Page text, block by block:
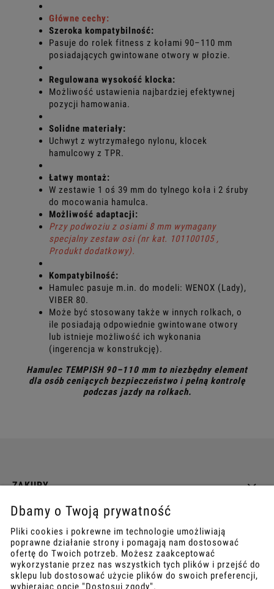
Główne cechy:
Szeroka kompatybilność:
Pasuje do rolek fitness z kołami 90–110 mm
posiadających gwintowane otwory w płozie.
Regulowana wysokość klocka:
Możliwość ustawienia najbardziej efektywnej
pozycji hamowania.
Solidne materiały:
Uchwyt z wytrzymałego nylonu, klocek
hamulcowy z TPR.
Łatwy montaż:
W zestawie 1 oś 39 mm do tylnego koła i 2 śruby
do mocowania hamulca.
Możliwość adaptacji:
Przy podwoziu z osiami 8 mm wymagany
specjalny zestaw osi (nr kat. 101100105 ,
Produkt dodatkowy).
Kompatybilność:
Hamulec pasuje m.in. do modeli: WENOX (Lady),
VIBER 80.
Może być stosowany także w innych rolkach, o
ile posiadają odpowiednie gwintowane otwory
lub istnieje możliwość ich wykonania
(ingerencja w konstrukcję).
Hamulec TEMPISH 90–110 mm to niezbędny element
dla osób ceniących bezpieczeństwo i pełną kontrolę
podczas jazdy na rolkach.
ZAKUPY
INFO
REGULAMINY
Dbamy o Twoją prywatność
Pliki cookies i pokrewne im technologie umożliwiają
poprawne działanie strony i pomagają nam dostosować
ofertę do Twoich potrzeb. Możesz zaakceptować
wykorzystanie przez nas wszystkich tych plików i przejść do
sklepu lub dostosować użycie plików do swoich preferencji,
wybierając opcję "Dostosuj zgody".